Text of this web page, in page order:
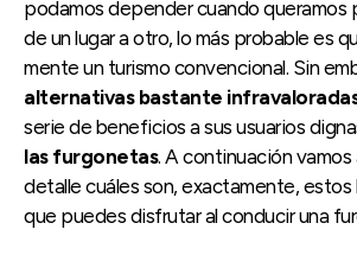
podamos depender cuando queramos
de un lugar a otro, lo más probable es
mente un turismo convencional. Sin
alternativas bastante
serie de beneficios a sus usuarios
las furgonetas. A continuación
detalle cuáles son, exactamente,
que puedes disfrutar al conducir una